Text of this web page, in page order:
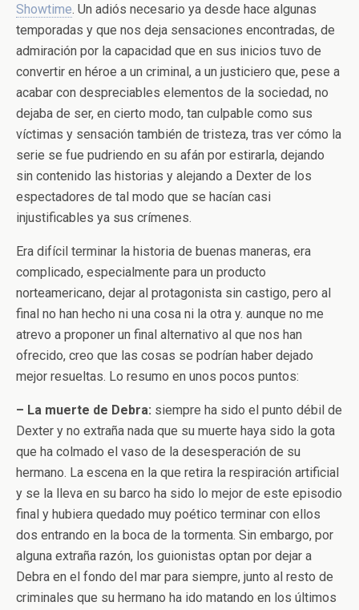
Showtime. Un adiós necesario ya desde hace algunas
temporadas y que nos deja sensaciones encontradas, de
admiración por la capacidad que en sus inicios tuvo de
convertir en héroe a un criminal, a un justiciero que, pese a
acabar con despreciables elementos de la sociedad, no
dejaba de ser, en cierto modo, tan culpable como sus
víctimas y sensación también de tristeza, tras ver cómo la
serie se fue pudriendo en su afán por estirarla, dejando
sin contenido las historias y alejando a Dexter de los
espectadores de tal modo que se hacían casi
injustificables ya sus crímenes.
Era difícil terminar la historia de buenas maneras, era
complicado, especialmente para un producto
norteamericano, dejar al protagonista sin castigo, pero al
final no han hecho ni una cosa ni la otra y. aunque no me
atrevo a proponer un final alternativo al que nos han
ofrecido, creo que las cosas se podrían haber dejado
mejor resueltas. Lo resumo en unos pocos puntos:
– La muerte de Debra: siempre ha sido el punto débil de
Dexter y no extraña nada que su muerte haya sido la gota
que ha colmado el vaso de la desesperación de su
hermano. La escena en la que retira la respiración artificial
y se la lleva en su barco ha sido lo mejor de este episodio
final y hubiera quedado muy poético terminar con ellos
dos entrando en la boca de la tormenta. Sin embargo, por
alguna extraña razón, los guionistas optan por dejar a
Debra en el fondo del mar para siempre, junto al resto de
criminales que su hermano ha ido matando en los últimos